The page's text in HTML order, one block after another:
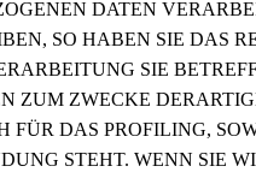
DATEN
SO HABEN SIE DAS
SIE
ZUM ZWECKE
FÜR DAS PROFILING,
STEHT. WENN SIE